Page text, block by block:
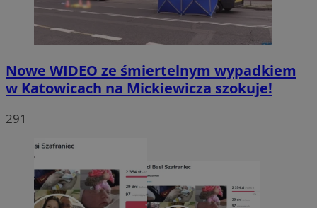
Nowe WIDEO ze śmiertelnym wypadkiem
w Katowicach na Mickiewicza szokuje!
291